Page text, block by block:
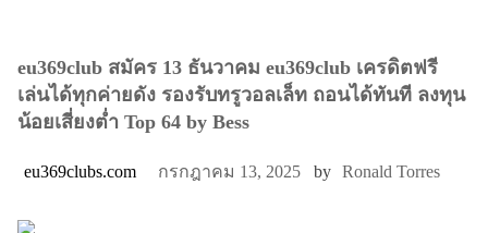
eu369club สมัคร 13 ธันวาคม eu369club เครดิตฟรี
เล่นได้ทุกค่ายดัง รองรับทรูวอลเล็ท ถอนได้ทันที ลงทุน
น้อยเสี่ยงต่ำ Top 64 by Bess
eu369clubs.com กรกฎาคม 13, 2025 by Ronald Torres